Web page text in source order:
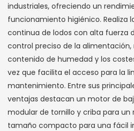
industriales, ofreciendo un
funcionamiento higiénico. Realiza
continua de lodos con alta fuerza
control preciso de la alimentación,
contenido de humedad y los
vez que facilita el acceso para la
mantenimiento. Entre sus
ventajas destacan un motor de
modular de tornillo y criba para un
tamaño compacto para una fácil